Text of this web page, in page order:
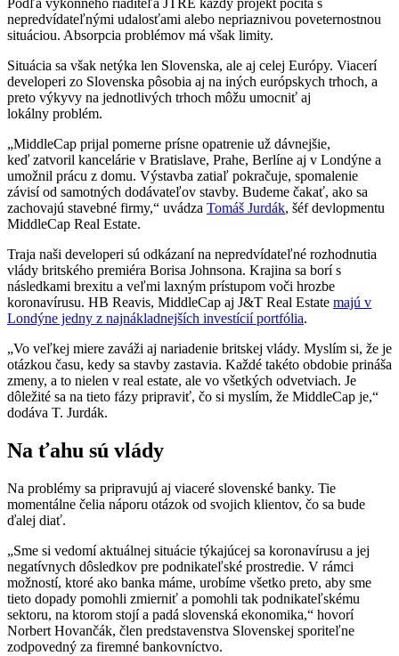
Podľa výkonného riaditeľa JTRE každý projekt počíta s
nepredvídateľnými udalosťami alebo nepriaznivou poveternostnou
situáciou. Absorpcia problémov má však limity.
Situácia sa však netýka len Slovenska, ale aj celej Európy. Viacerí
developeri zo Slovenska pôsobia aj na iných európskych trhoch, a
preto výkyvy na jednotlivých trhoch môžu umocniť aj
lokálny problém.
„MiddleCap prijal pomerne prísne opatrenie už dávnejšie,
keď zatvoril kancelárie v Bratislave, Prahe, Berlíne aj v Londýne a
umožnil prácu z domu. Výstavba zatiaľ pokračuje, spomalenie
závisí od samotných dodávateľov stavby. Budeme čakať, ako sa
zachovajú stavebné firmy,“ uvádza Tomáš Jurdák, šéf devlopmentu
MiddleCap Real Estate.
Traja naši developeri sú odkázaní na nepredvídateľné rozhodnutia
vlády britského premiéra Borisa Johnsona. Krajina sa borí s
následkami brexitu a veľmi laxným prístupom voči hrozbe
koronavírusu. HB Reavis, MiddleCap aj J&T Real Estate majú v
Londýne jedny z najnákladnejších investícií portfólia.
„Vo veľkej miere zaváži aj nariadenie britskej vlády. Myslím si, že je
otázkou času, kedy sa stavby zastavia. Každé takéto obdobie prináša
zmeny, a to nielen v real estate, ale vo všetkých odvetviach. Je
dôležité sa na tieto fázy pripraviť, čo si myslím, že MiddleCap je,“
dodáva T. Jurdák.
Na ťahu sú vlády
Na problémy sa pripravujú aj viaceré slovenské banky. Tie
momentálne čelia náporu otázok od svojich klientov, čo sa bude
ďalej diať.
„Sme si vedomí aktuálnej situácie týkajúcej sa koronavírusu a jej
negatívnych dôsledkov pre podnikateľské prostredie. V rámci
možností, ktoré ako banka máme, urobíme všetko preto, aby sme
tieto dopady pomohli zmierniť a pomohli tak podnikateľskému
sektoru, na ktorom stojí a padá slovenská ekonomika,“ hovorí
Norbert Hovančák, člen predstavenstva Slovenskej sporiteľne
zodpovedný za firemné bankovníctvo.